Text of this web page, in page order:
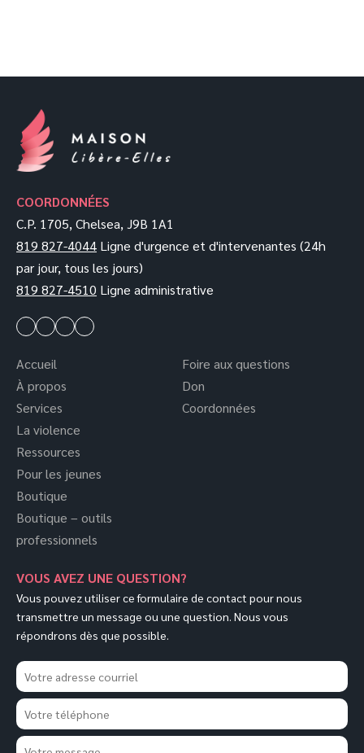
COORDONNÉES
C.P. 1705, Chelsea, J9B 1A1
819 827-4044 Ligne d'urgence et d'intervenantes (24h
par jour, tous les jours)
819 827-4510 Ligne administrative
Accueil
À propos
Services
La violence
Ressources
Pour les jeunes
Boutique
Boutique – outils
professionnels
Foire aux questions
Don
Coordonnées
VOUS AVEZ UNE QUESTION?
Vous pouvez utiliser ce formulaire de contact pour nous
transmettre un message ou une question. Nous vous
répondrons dès que possible.